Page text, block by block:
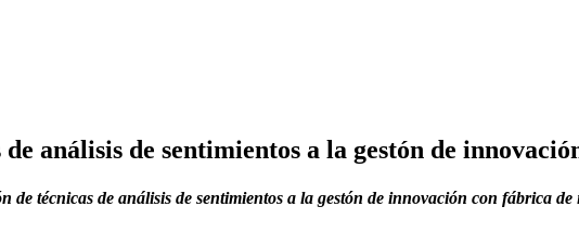
análisis de sentimientos a la gestón de
de técnicas de análisis de sentimientos a la gestón de innovación con fábrica de